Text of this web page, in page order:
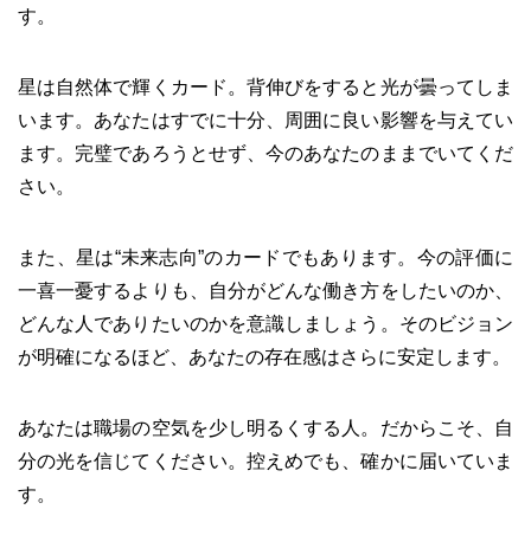
す。
星は自然体で輝くカード。背伸びをすると光が曇ってしま
います。あなたはすでに十分、周囲に良い影響を与えてい
ます。完璧であろうとせず、今のあなたのままでいてくだ
さい。
また、星は“未来志向”のカードでもあります。今の評価に
一喜一憂するよりも、自分がどんな働き方をしたいのか、
どんな人でありたいのかを意識しましょう。そのビジョン
が明確になるほど、あなたの存在感はさらに安定します。
あなたは職場の空気を少し明るくする人。だからこそ、自
分の光を信じてください。控えめでも、確かに届いていま
す。